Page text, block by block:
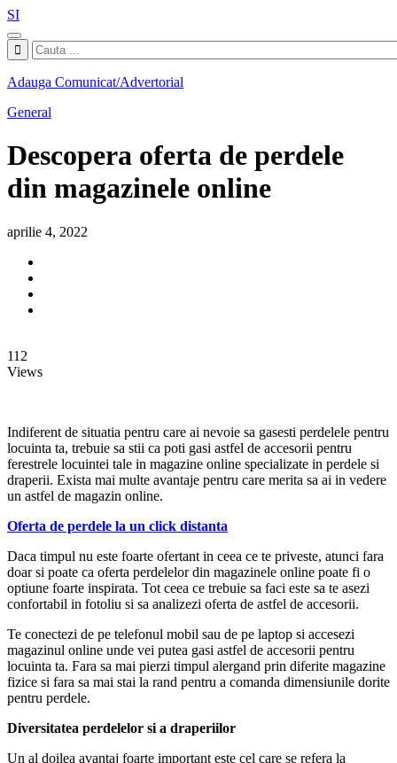
SI
Adauga Comunicat/Advertorial
General
Descopera oferta de perdele
din magazinele online
aprilie 4, 2022
112
Views
Indiferent de situatia pentru care ai nevoie sa gasesti perdelele pentru
locuinta ta, trebuie sa stii ca poti gasi astfel de accesorii pentru
ferestrele locuintei tale in magazine online specializate in perdele si
draperii. Exista mai multe avantaje pentru care merita sa ai in vedere
un astfel de magazin online.
Oferta de perdele la un click distanta
Daca timpul nu este foarte ofertant in ceea ce te priveste, atunci fara
doar si poate ca oferta perdelelor din magazinele online poate fi o
optiune foarte inspirata. Tot ceea ce trebuie sa faci este sa te asezi
confortabil in fotoliu si sa analizezi oferta de astfel de accesorii.
Te conectezi de pe telefonul mobil sau de pe laptop si accesezi
magazinul online unde vei putea gasi astfel de accesorii pentru
locuinta ta. Fara sa mai pierzi timpul alergand prin diferite magazine
fizice si fara sa mai stai la rand pentru a comanda dimensiunile dorite
pentru perdele.
Diversitatea perdelelor si a draperiilor
Un al doilea avantaj foarte important este cel care se refera la